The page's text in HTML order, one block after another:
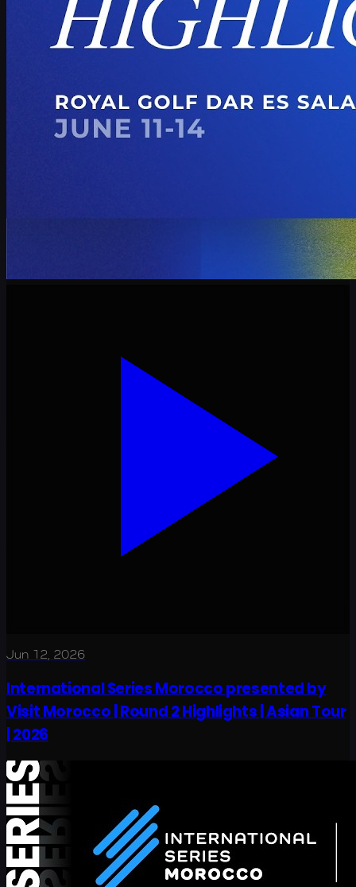
Jun 12, 2026
International Series Morocco presented by
Visit Morocco | Round 2 Highlights | Asian Tour
| 2026